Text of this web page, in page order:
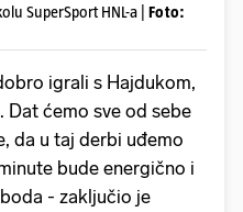
SuperSport HNL-a | Foto:
igrali s Hajdukom,
Dat ćemo sve od sebe
da u taj derbi uđemo
bude energično i
- zaključio je